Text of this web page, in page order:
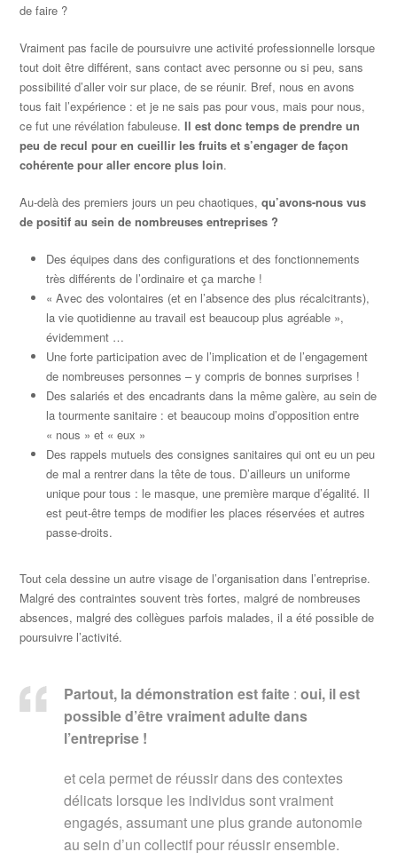
de faire ?
Vraiment pas facile de poursuivre une activité professionnelle lorsque
tout doit être différent, sans contact avec personne ou si peu, sans
possibilité d’aller voir sur place, de se réunir. Bref, nous en avons
tous fait l’expérience : et je ne sais pas pour vous, mais pour nous,
ce fut une révélation fabuleuse.Il est donc temps de prendre un
peu de recul pour en cueillir les fruits et s’engager de façon
cohérente pour aller encore plus loin.
Au-delà des premiers jours un peu chaotiques,qu’avons-nous vus
de positif au sein de nombreuses entreprises ?
Des équipes dans des configurations et des fonctionnements
très différents de l’ordinaire et ça marche !
« Avec des volontaires (et en l’absence des plus récalcitrants),
la vie quotidienne au travail est beaucoup plus agréable »,
évidemment …
Une forte participation avec de l’implication et de l’engagement
de nombreuses personnes – y compris de bonnes surprises !
Des salariés et des encadrants dans la même galère, au sein de
la tourmente sanitaire : et beaucoup moins d’opposition entre
« nous » et « eux »
Des rappels mutuels des consignes sanitaires qui ont eu un peu
de mal a rentrer dans la tête de tous. D’ailleurs un uniforme
unique pour tous : le masque, une première marque d’égalité. Il
est peut-être temps de modifier les places réservées et autres
passe-droits.
Tout cela dessine un autre visage de l’organisation dans l’entreprise.
Malgré des contraintes souvent très fortes, malgré de nombreuses
absences, malgré des collègues parfois malades, il a été possible de
poursuivre l’activité.
Partout, la démonstration est faite :oui, il est
possible d’être vraiment adulte dans
l’entreprise !
et cela permet de réussir dans des contextes
délicats lorsque les individus sont vraiment
engagés, assumant une plus grande autonomie
au sein d’un collectif pour réussir ensemble.